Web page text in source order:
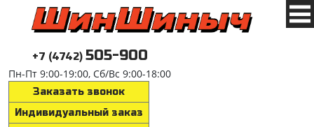
+7 (4742) 505-900
Пн-Пт 9:00-19:00, Сб/Вс 9:00-18:00
Заказать звонок
Индивидуальный заказ